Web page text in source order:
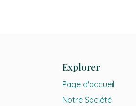
Explorer
Page d'accueil
Notre Société